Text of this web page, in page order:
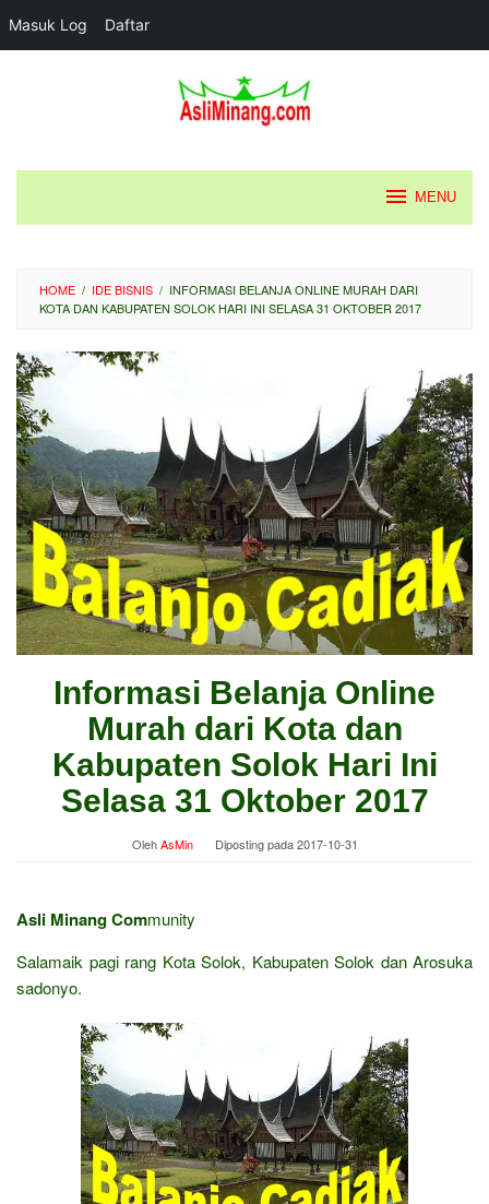
Masuk Log Daftar
MENU
HOME / IDE BISNIS / INFORMASI BELANJA ONLINE MURAH DARI
KOTA DAN KABUPATEN SOLOK HARI INI SELASA 31 OKTOBER 2017
Informasi Belanja Online
Murah dari Kota dan
Kabupaten Solok Hari Ini
Selasa 31 Oktober 2017
OlehAsMin Diposting pada2017-10-31
Asli Minang Community
Salamaik pagi rang Kota Solok, Kabupaten Solok dan Arosuka
sadonyo.